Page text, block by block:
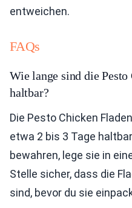
entweichen.
FAQs
Wie lange sind die
haltbar?
Die Pesto Chicken
etwa 2 bis 3 Tage
bewahren, lege sie in
Stelle sicher, dass die
sind, bevor du sie